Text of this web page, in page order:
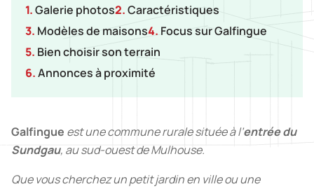
1.Galerie photos2.Caractéristiques
3. Modèles de maisons4. Focus sur Galfingue
5. Bien choisir son terrain
6.Annonces à proximité
Galfingue est une commune rurale située à l’entrée du
Sundgau, au sud-ouest de Mulhouse.
Que vous cherchez un petit jardin en ville ou une